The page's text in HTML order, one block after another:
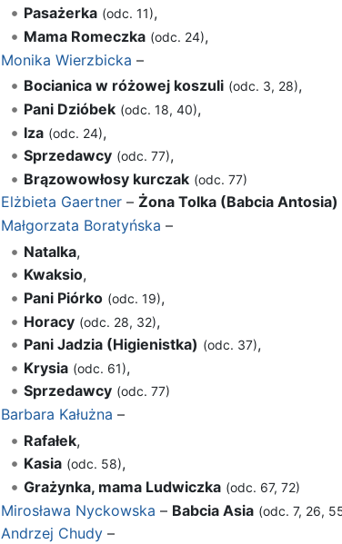
Pasażerka (odc. 11),
Mama Romeczka (odc. 24),
Monika Wierzbicka –
Bocianica w różowej koszuli (odc. 3, 28),
Pani Dzióbek (odc. 18, 40),
Iza (odc. 24),
Sprzedawcy (odc. 77),
Brązowowłosy kurczak (odc. 77)
Elżbieta Gaertner– Żona Tolka (Babcia Antosia)
Małgorzata Boratyńska –
Natalka,
Kwaksio,
Pani Piórko (odc. 19),
Horacy (odc. 28, 32),
Pani Jadzia (Higienistka) (odc. 37),
Krysia (odc. 61),
Sprzedawcy (odc. 77)
Barbara Kałużna –
Rafałek,
Kasia (odc. 58),
Grażynka, mama Ludwiczka (odc. 67, 72)
Mirosława Nyckowska – Babcia Asia (odc. 7, 26,
Andrzej Chudy–